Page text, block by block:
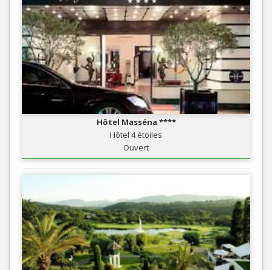
Hôtel Masséna ****
Hôtel 4 étoiles
Ouvert